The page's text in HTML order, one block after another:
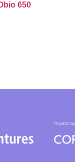
650